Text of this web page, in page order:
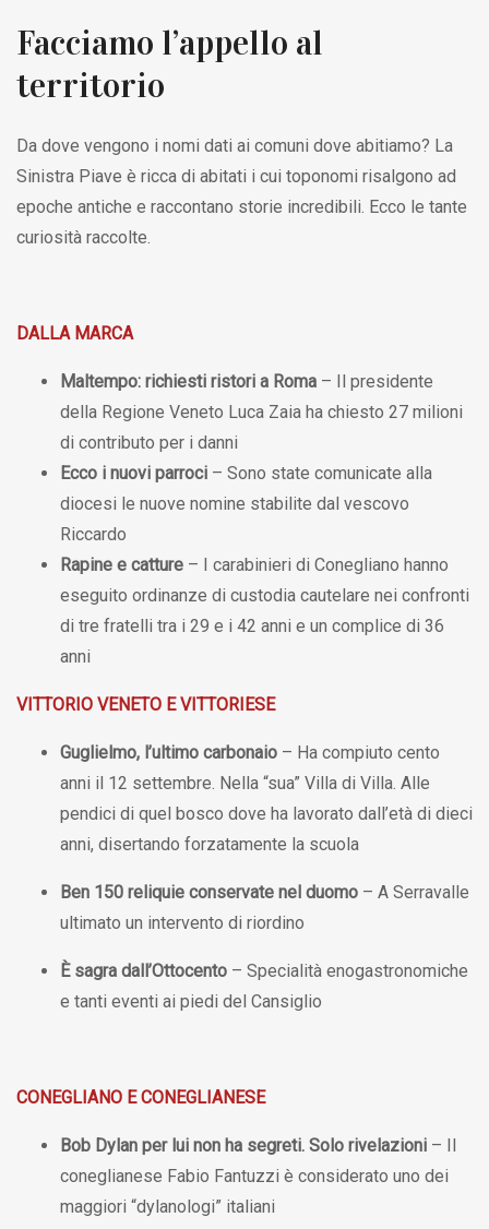
Facciamo l’appello al
territorio
Da dove vengono i nomi dati ai comuni dove abitiamo? La
Sinistra Piave è ricca di abitati i cui toponomi risalgono ad
epoche antiche e raccontano storie incredibili. Ecco le tante
curiosità raccolte.
DALLA MARCA
Maltempo: richiesti ristori a Roma – Il presidente
della Regione Veneto Luca Zaia ha chiesto 27 milioni
di contributo per i danni
Ecco i nuovi parroci – Sono state comunicate alla
diocesi le nuove nomine stabilite dal vescovo
Riccardo
Rapine e catture – I carabinieri di Conegliano hanno
eseguito ordinanze di custodia cautelare nei confronti
di tre fratelli tra i 29 e i 42 anni e un complice di 36
anni
VITTORIO VENETO E VITTORIESE
Guglielmo, l’ultimo carbonaio – Ha compiuto cento
anni il 12 settembre. Nella “sua” Villa di Villa. Alle
pendici di quel bosco dove ha lavorato dall’età di dieci
anni, disertando forzatamente la scuola
Ben 150 reliquie conservate nel duomo – A Serravalle
ultimato un intervento di riordino
È sagra dall’Ottocento – Specialità enogastronomiche
e tanti eventi ai piedi del Cansiglio
CONEGLIANO E CONEGLIANESE
Bob Dylan per lui non ha segreti. Solo rivelazioni – Il
coneglianese Fabio Fantuzzi è considerato uno dei
maggiori “dylanologi” italiani